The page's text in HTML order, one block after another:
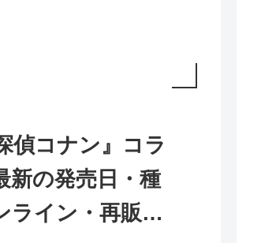
偵コナン』コラ
新の発売日・種
ライン・再販ま